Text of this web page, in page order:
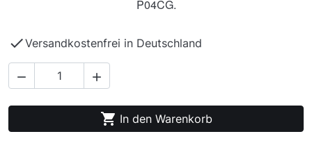
P04CG.
Versandkostenfrei in Deutschland
 
 In den Warenkorb